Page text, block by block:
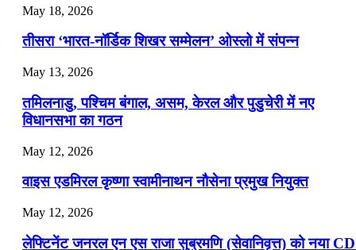
July 22, 2026
📝 डेली करेंट अफेयर्स: 19-21 जुलाई 2026
July 19, 2026
📝 डेली करेंट अफेयर्स: 16-18 जुलाई 2026
May 18, 2026
तीसरा ‘भारत-नॉर्डिक शिखर सम्मेलन’ ओस्लो में संपन्न
May 13, 2026
तमिलनाडु, पश्चिम बंगाल, असम, केरल और पुडुचेरी में नए
विधानसभा का गठन
May 12, 2026
वाइस एडमिरल कृष्णा स्वामीनाथन नौसेना प्रमुख नियुक्त
May 12, 2026
लेफ्टिनेंट जनरल एन एस राजा सुब्रमणि (सेवानिवृत्त) को नया